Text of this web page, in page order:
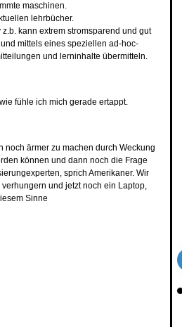
maschinen.
lehrbücher.
kann extrem stromsparend und gut
mittels eines speziellen ad-hoc-
und lerninhalte übermitteln.
fühle ich mich gerade ertappt.
noch ärmer zu machen durch Weckung
können und dann noch die Frage
sprich Amerikaner. Wir
und jetzt noch ein Laptop,
Sinne